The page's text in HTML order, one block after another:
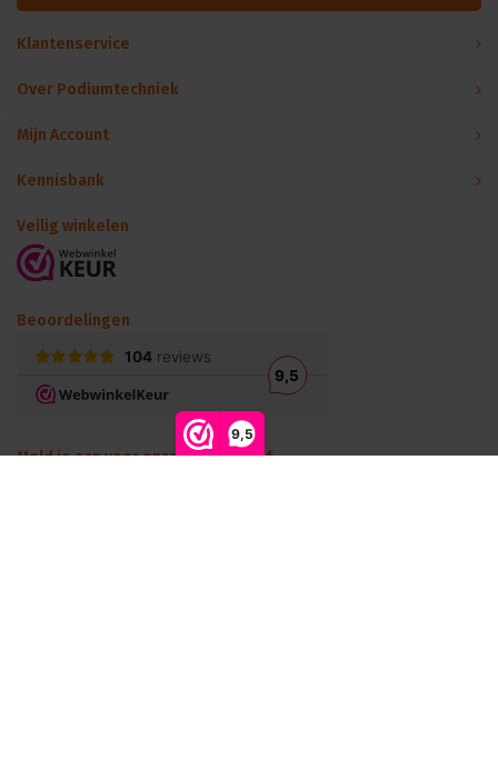
9,5
Klantenservice
Over Podiumtechniek
Mijn Account
Kennisbank
Veilig winkelen
Beoordelingen
Meld je aan voor onze nieuwsbrief